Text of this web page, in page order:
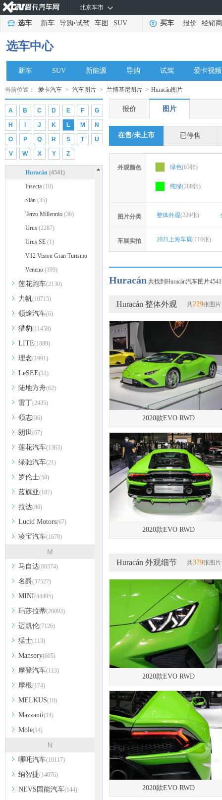
北京车市
选车 新车 导购•试驾 车图 SUV 买车 报价 经销商
选车中心
新车 SUV 新能源 导购 试驾 爱卡视频
当前位置： 爱卡汽车 > 汽车图片 > 兰博基尼图片 > Huracán图片
A B C D E F G
H J K L M N
O P Q R S T U
V W X Y Z
铃木 (29704)
劳斯莱斯(7904)
兰博基尼(10941)
兰博基尼
(10941)
5-95 Zagato(4)
Asterion
Aventador(2821)
Centenario(228)
Egoista(12)
Essenza SCV12(118)
Estoque (22)
Gallardo (695)
Huracán (4541)
Insecta (10)
Sián (35)
Terzo Millennio (36)
Urus (2287)
Urus SE (1)
V12 Vision Gran Turismo
(16)
Veneno (109)
莲花跑车(2130)
力帆(10715)
领途汽车(6)
猎豹(11458)
LITE(1889)
理念(1991)
LeSEE(31)
陆地方舟(62)
雷丁(2435)
领志(86)
朗世(67)
莲花汽车(1363)
绿驰汽车(21)
罗伦士(58)
蓝旗亚(187)
拉达(86)
Lucid Motors(67)
凌宝汽车(1679)
M
马自达(60374)
名爵(37527)
MINI(44495)
玛莎拉蒂(20093)
迈凯伦(7126)
猛士(113)
Mansory(605)
摩登汽车(113)
摩根(174)
MELKUS(10)
Mazzanti(14)
Mole(14)
N
哪吒汽车(10117)
纳智捷(14076)
NEVS国能汽车(144)
报价 图片
在售/未上市 已停售
外观颜色 绿色(63张)
纯绿(288张)
图片分类 整体外观(229张)
车展实拍 2021上海车展(116张)
Huracán 共找到Huracán汽车图片
Huracán 整体外观 共229张图片
2020款EVO RWD
2020款EVO RWD
Huracán 外观细节 共379张图片
2020款EVO RWD
2020款EVO RWD